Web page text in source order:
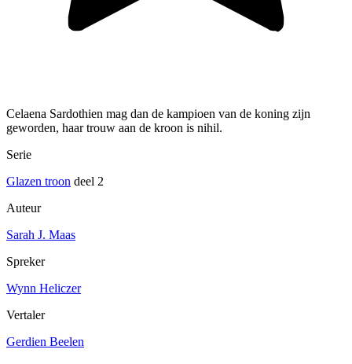
Celaena Sardothien mag dan de kampioen van de koning zijn
geworden, haar trouw aan de kroon is nihil.
Serie
Glazen troon deel 2
Auteur
Sarah J. Maas
Spreker
Wynn Heliczer
Vertaler
Gerdien Beelen